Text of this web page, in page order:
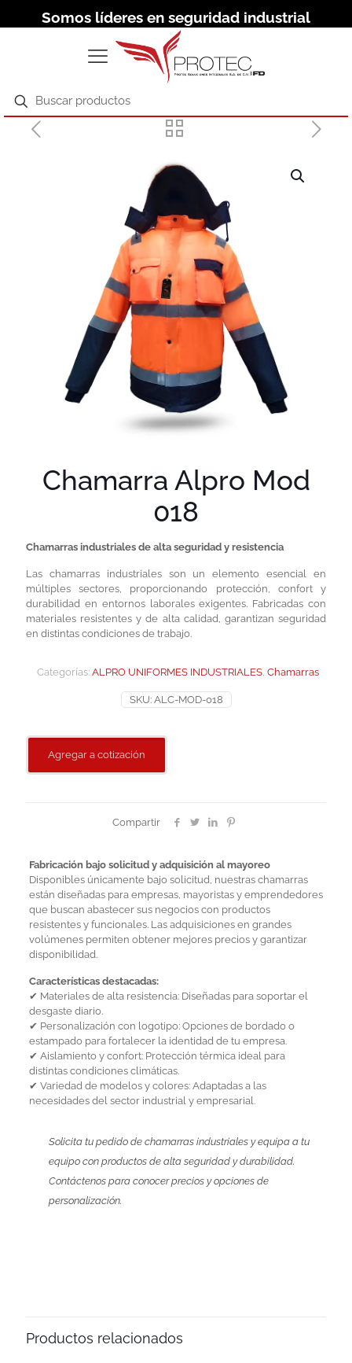
Somos líderes en seguridad industrial
Chamarra Alpro Mod
018
Chamarras industriales de alta seguridad y resistencia
Las chamarras industriales son un elemento esencial en
múltiples sectores, proporcionando protección, confort y
durabilidad en entornos laborales exigentes. Fabricadas con
materiales resistentes y de alta calidad, garantizan seguridad
en distintas condiciones de trabajo.
SKU: ALC-MOD-018
Categorías: ALPRO UNIFORMES INDUSTRIALES Chamarras
Agregar a cotización
Compartir
Fabricación bajo solicitud y adquisición al mayoreo
Disponibles únicamente bajo solicitud, nuestras chamarras
están diseñadas para empresas, mayoristas y emprendedores
que buscan abastecer sus negocios con productos
resistentes y funcionales. Las adquisiciones en grandes
volúmenes permiten obtener mejores precios y garantizar
disponibilidad.
Características destacadas:
✔ Materiales de alta resistencia: Diseñadas para soportar el
desgaste diario.
✔ Personalización con logotipo: Opciones de bordado o
estampado para fortalecer la identidad de tu empresa.
✔ Aislamiento y confort: Protección térmica ideal para
distintas condiciones climáticas.
✔ Variedad de modelos y colores: Adaptadas a las
necesidades del sector industrial y empresarial.
Solicita tu pedido de chamarras industriales y equipa a tu
equipo con productos de alta seguridad y durabilidad.
Contáctenos para conocer precios y opciones de
personalización.
Productos relacionados